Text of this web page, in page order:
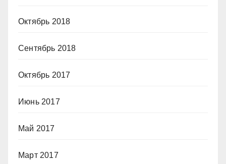
Октябрь 2018
Сентябрь 2018
Октябрь 2017
Июнь 2017
Май 2017
Март 2017